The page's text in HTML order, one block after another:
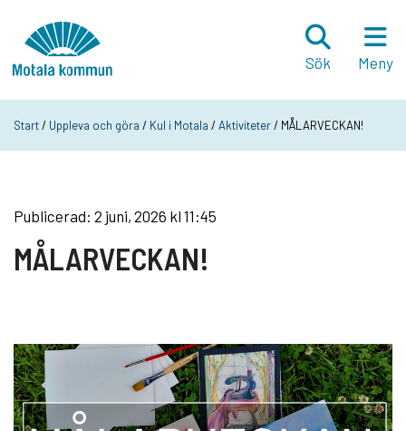
Sök
Meny
Start/ Uppleva och göra / Kul i Motala /Aktiviteter/ MÅLARVECKAN!
Publicerad: 2 juni, 2026 kl 11:45
MÅLARVECKAN!